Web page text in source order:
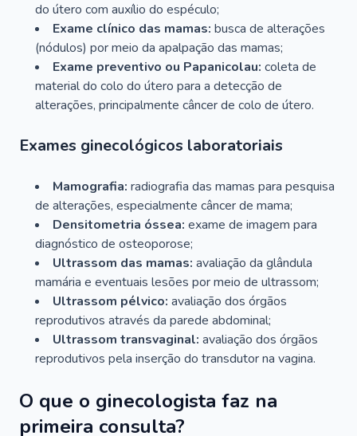
do útero com auxílio do espéculo;
Exame clínico das mamas: busca de alterações
(nódulos) por meio da apalpação das mamas;
Exame preventivo ou Papanicolau: coleta de
material do colo do útero para a detecção de
alterações, principalmente câncer de colo de útero.
Exames ginecológicos laboratoriais
Mamografia: radiografia das mamas para pesquisa
de alterações, especialmente câncer de mama;
Densitometria óssea: exame de imagem para
diagnóstico de osteoporose;
Ultrassom das mamas: avaliação da glândula
mamária e eventuais lesões por meio de ultrassom;
Ultrassom pélvico: avaliação dos órgãos
reprodutivos através da parede abdominal;
Ultrassom transvaginal: avaliação dos órgãos
reprodutivos pela inserção do transdutor na vagina.
O que o ginecologista faz na
primeira consulta?